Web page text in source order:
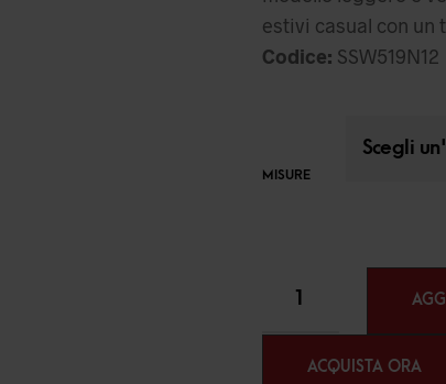
estivi casual con un
Codice: SSW519N12
MISURE
ACQUISTA ORA